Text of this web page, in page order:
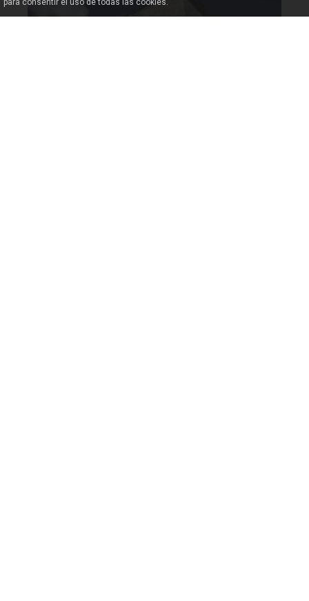
para consentir el uso de todas las cookies.